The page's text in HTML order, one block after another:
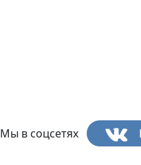
Мы в соцсетях